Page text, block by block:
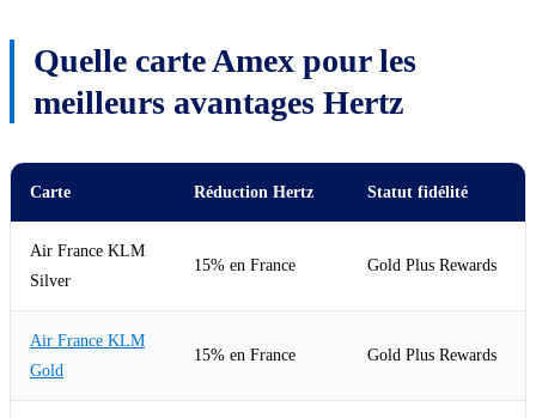
Quelle carte Amex pour les
meilleurs avantages Hertz
Carte Réduction Hertz Statut fidélité
Air France KLM
Silver
15% en France Gold Plus Rewards
Air France KLM
Gold
15% en France Gold Plus Rewards